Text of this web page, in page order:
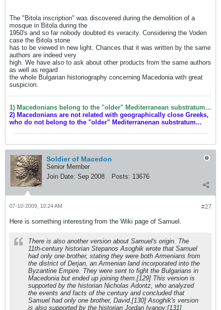
The "Bitola inscription" was discovered during the demolition of a
mosque in Bitola during the
1950's and so far nobody doubted its veracity. Considering the Voden
case the Bitola stone
has to be viewed in new light. Chances that it was written by the same
authors are indeed very
high. We have also to ask about other products from the same authors
as well as regard
the whole Bulgarian historiography concerning Macedonia with great
suspicion.
1) Macedonians belong to the "older" Mediterranean substratum...
2) Macedonians are not related with geographically close Greeks,
who do not belong to the "older" Mediterranenan substratum...
Soldier of Macedon
Senior Member
Join Date: Sep 2008 Posts: 13676
#27
07-10-2009, 10:24 AM
Here is something interesting from the Wiki page of Samuel.
There is also another version about Samuel's origin. The
11th-century historian Stepanos Asoghik wrote that Samuel
had only one brother, stating they were both Armenians from
the district of Derjan, an Armenian land incorporated into the
Byzantine Empire. They were sent to fight the Bulgarians in
Macedonia but ended up joining them.[129] This version is
supported by the historian Nicholas Adontz, who analyzed
the events and facts of the century and concluded that
Samuel had only one brother, David.[130] Asoghik's version
is also supported by the historian Jordan Ivanov;[131]